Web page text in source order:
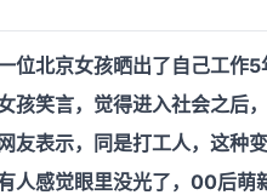
位北京女孩晒出了自己工作5
孩笑言，觉得进入社会之后
网友表示，同是打工人，这种
人感觉眼里没光了，00后萌